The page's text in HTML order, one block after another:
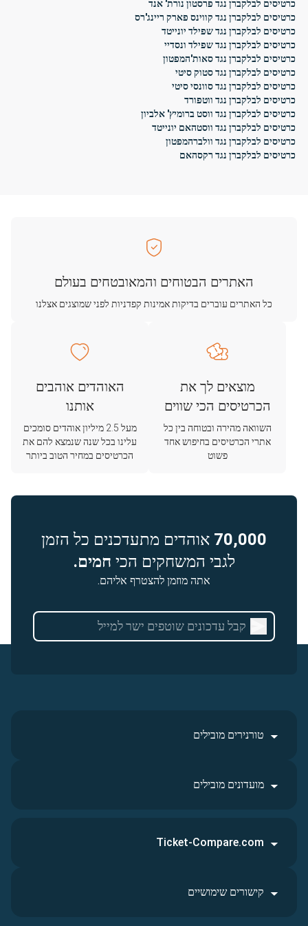
כרטיסים לבלקברן נגד פרסטון נורת' אנד
כרטיסים לבלקברן נגד קווינס פארק ריינג'רס
כרטיסים לבלקברן נגד שפילד יונייטד
כרטיסים לבלקברן נגד שפילד ונסדיי
כרטיסים לבלקברן נגד סאות'המפטון
כרטיסים לבלקברן נגד סטוק סיטי
כרטיסים לבלקברן נגד סוונסי סיטי
כרטיסים לבלקברן נגד ווטפורד
כרטיסים לבלקברן נגד ווסט ברומיץ' אלביון
כרטיסים לבלקברן נגד ווסטהאם יונייטד
כרטיסים לבלקברן נגד וולברהמפטון
כרטיסים לבלקברן נגד רקסהאם
האתרים הבטוחים והמאובטחים בעולם
כל האתרים עוברים בדיקות אמינות קפדניות לפני שמוצגים אצלנו
מוצאים לך את
הכרטיסים הכי שווים
השוואה מהירה ובטוחה בין כל
אתרי הכרטיסים בחיפוש אחד
פשוט
האוהדים אוהבים
אותנו
מעל 2.5 מיליון אוהדים סומכים
עלינו בכל שנה שנמצא להם את
הכרטיסים במחיר הטוב ביותר
70,000 אוהדים מתעדכנים כל הזמן
לגבי המשחקים הכי חמים.
אתה מוזמן להצטרף אליהם.
טורנירים מובילים
מועדונים מובילים
Ticket-Compare.com
קישורים שימושיים